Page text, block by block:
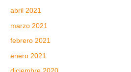
abril 2021
marzo 2021
febrero 2021
enero 2021